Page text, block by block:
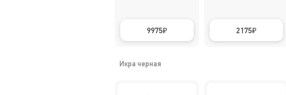
9975 2175
Икра черная